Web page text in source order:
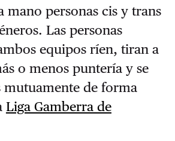
mano personas cis y trans
Las personas
equipos ríen, tiran a
o menos puntería y se
mutuamente de forma
Liga Gamberra de